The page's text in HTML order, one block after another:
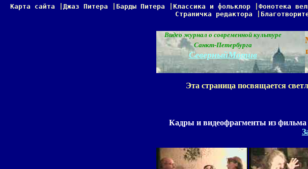
Карта сайта Джаз Питера Барды Питера Классика и фольклор Фонотека
Страничка редактора
Видео журнал о современной культуре
Санкт-Петербурга
СеверныйМотив
Эта страница посвящается
Кадры и видеофрагменты из